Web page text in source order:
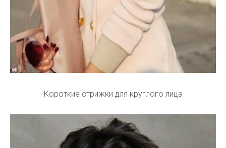
Короткие стрижки для круглого лица